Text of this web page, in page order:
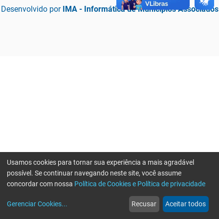
Desenvolvido por IMA - Informática de Municípios Associados
web
Notícias
more_horiz
Mais
Usamos cookies para tornar sua experiência a mais agradável
possível. Se continuar navegando neste site, você assume
concordar com nossa Política de Cookies e Política de privacidade
Gerenciar Cookies... Recusar Aceitar todos
Erro ao enviar informações, por favor tente novamente